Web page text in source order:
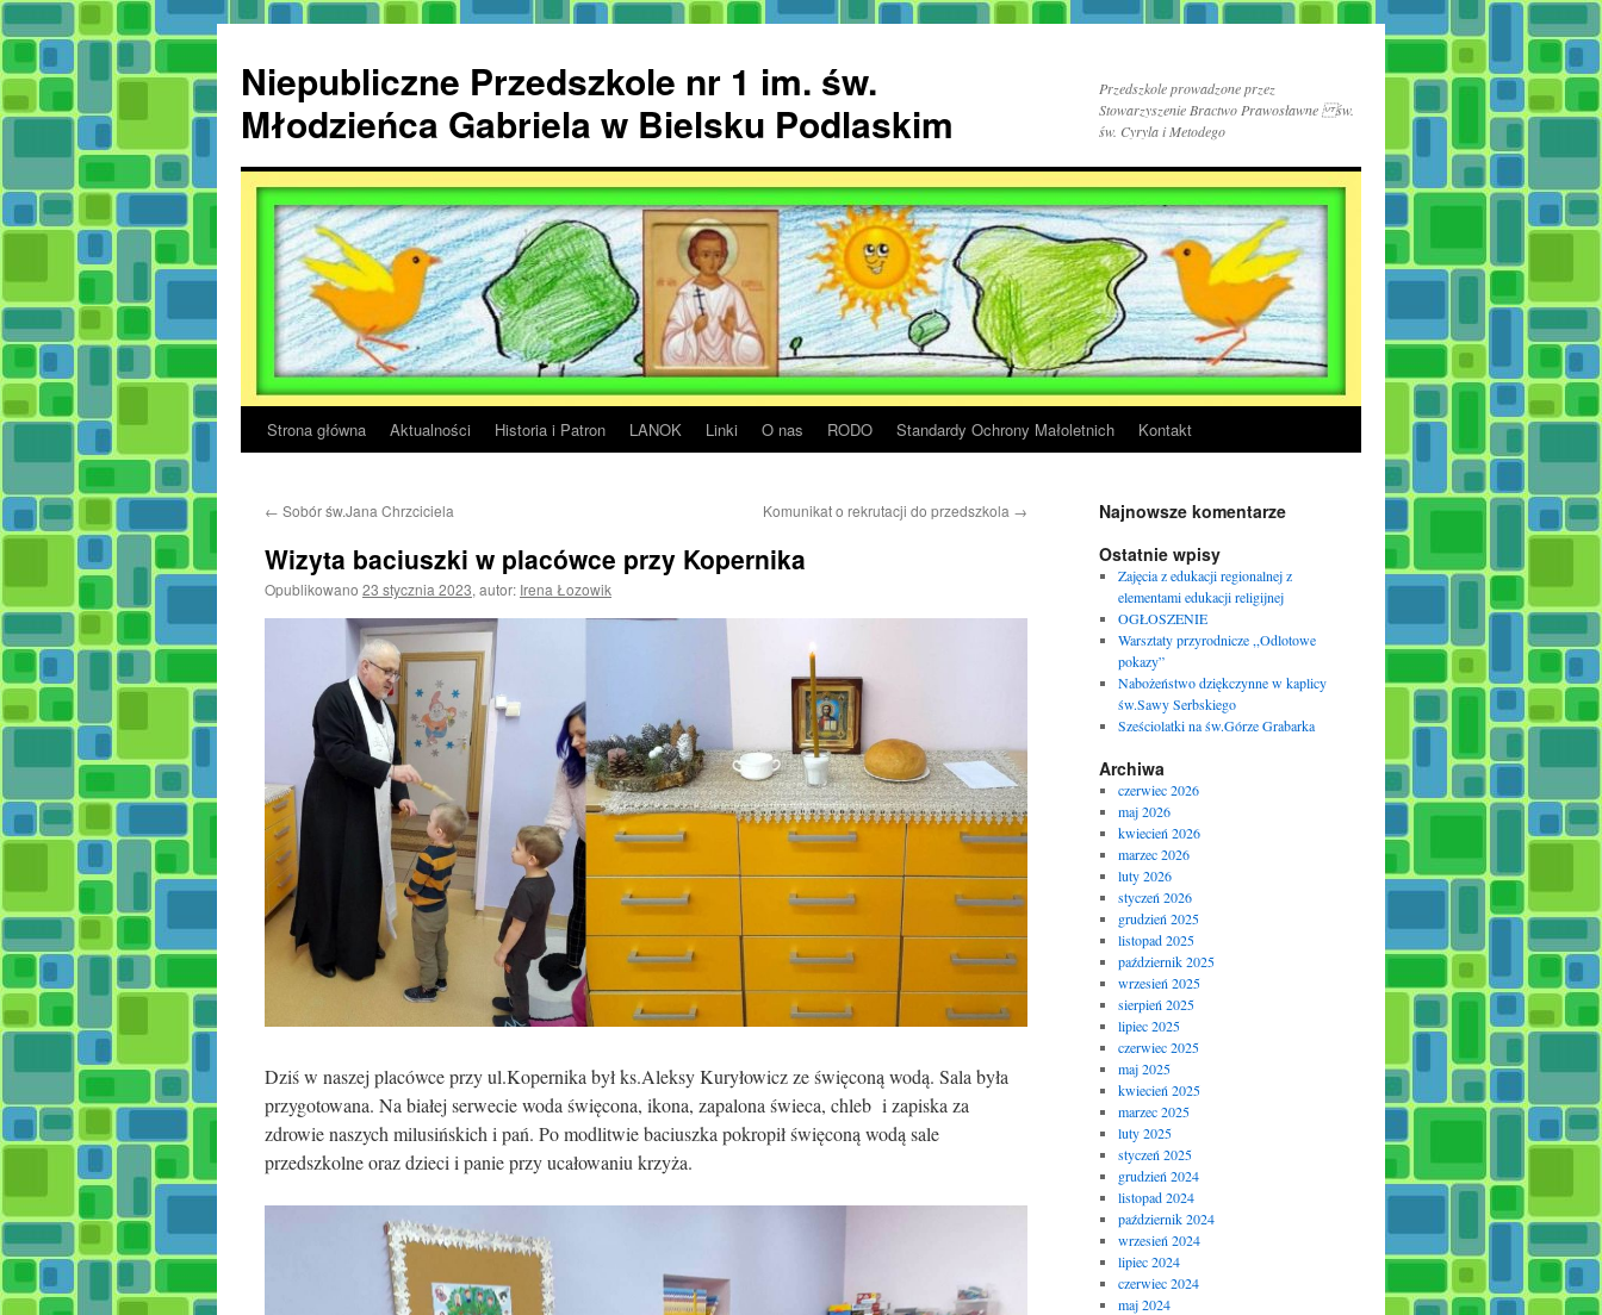
treści
Niepubliczne Przedszkole nr 1 im. św.
Młodzieńca Gabriela w Bielsku Podlaskim
Przedszkole prowadzone przez
Stowarzyszenie Bractwo Prawosławne św.
św. Cyryla i Metodego
Strona główna Aktualności Historia i Patron LANOK Linki O nas RODO Standardy Ochrony Małoletnich Kontakt
← Sobór św.Jana Chrzciciela Komunikat o rekrutacji do przedszkola →
Wizyta baciuszki w placówce przy Kopernika
Opublikowano 23 stycznia 2023, autor: Irena Łozowik
Dziś w naszej placówce przy ul.Kopernika był ks.Aleksy Kuryłowicz ze święconą wodą. Sala była
przygotowana. Na białej serwecie woda święcona, ikona, zapalona świeca, chleb i zapiska za
zdrowie naszych milusińskich i pań. Po modlitwie baciuszka pokropił święconą wodą sale
przedszkolne oraz dzieci i panie przy ucałowaniu krzyża.
Najnowsze komentarze
Ostatnie wpisy
Zajęcia z edukacji regionalnej z
elementami edukacji religijnej
OGŁOSZENIE
Warsztaty przyrodnicze ,,Odlotowe
pokazy”
Nabożeństwo dziękczynne w kaplicy
św.Sawy Serbskiego
Sześciolatki na św.Górze Grabarka
Archiwa
czerwiec 2026
maj 2026
kwiecień 2026
marzec 2026
luty 2026
styczeń 2026
grudzień 2025
listopad 2025
październik 2025
wrzesień 2025
sierpień 2025
lipiec 2025
czerwiec 2025
maj 2025
kwiecień 2025
marzec 2025
luty 2025
styczeń 2025
grudzień 2024
listopad 2024
październik 2024
wrzesień 2024
lipiec 2024
czerwiec 2024
maj 2024